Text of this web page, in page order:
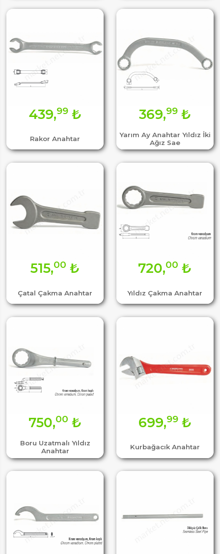
Rakor Anahtar
439,99₺
Yarım Ay Anahtar Yıldız İki
Ağız Sae
369,99₺
Çatal Çakma Anahtar
515,00 ₺
Yıldız Çakma Anahtar
720,00 ₺
Boru Uzatmalı Yıldız
Anahtar
750,00 ₺
Kurbağacık Anahtar
699,99₺